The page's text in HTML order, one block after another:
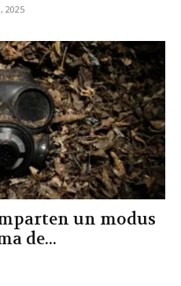
2025
un modus
de...